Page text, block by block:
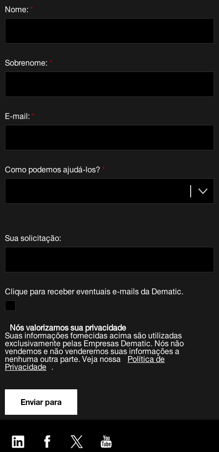
*
Nome:
*
Sobrenome:
*
E-mail:
*
Como podemos ajudá-los?
Sua solicitação:
Clique para receber eventuais e-mails da Dematic.
Nós valorizamos sua privacidade
Suas informações fornecidas acima são utilizadas
exclusivamente pelas Empresas Dematic. Nós não
vendemos e não venderemos suas informações a
nenhuma outra parte. Veja nossa Política de
Privacidade .
Enviar para
LinkedIn Facebook Twitter